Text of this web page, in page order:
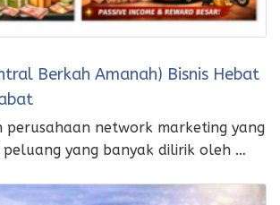
Berkah Amanah) Bisnis Hebat
perusahaan network marketing yang
peluang yang banyak dilirik oleh …